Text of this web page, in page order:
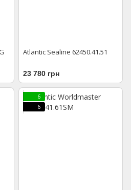
Atlantic Sealine 62450.41.51
23 780 грн
6
6